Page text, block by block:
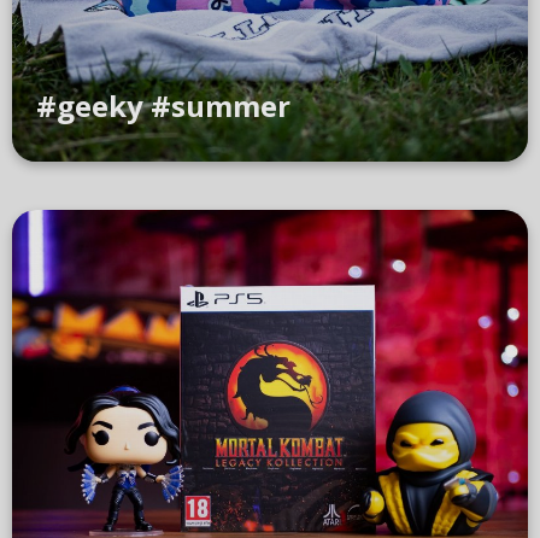
#geeky #summer